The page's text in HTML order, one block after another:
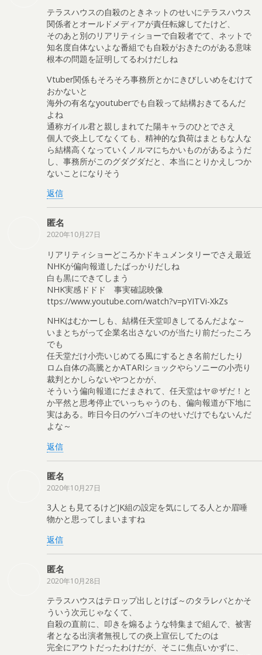
テラスハウスの自殺のときネットのせいにテラスハウス
関係者とオールドメディアが責任転嫁してたけど、
そのあと別のリアリティショーで自殺者でて、ネットで
知名度自体ないよな番組でも自殺がおきたのがある意味
根本の問題を証明してるわけだしね
Vtuber関係もそろそろ事務所とかにきびしいめをむけて
おかないと
海外の有名なyoutuberでも自殺って結構おきてるんだ
よね
通称ガイル君と親しまれてた陽キャラのひとでさえ
個人で炎上してなくても、精神的な負荷はまともな人な
ら結構高くなっていくノルマにちかいものがあるようだ
し、事務所がこのグダグダだと、本当にとりかえしつか
ないことになりそう
返信
匿名
2020年10月27日
リアリティショーどころかドキュメンタリーでさえ最近
NHKが偏向報道したばっかりだしね
白も黒にできてしまう
NHK実感ドドド 事実確認映像
ttps://www.youtube.com/watch?v=pYITVi-XkZs
NHKはむかーしも、結構任天堂叩きしてるんだよな～
いまとちがって企業名出さないのが当たり前だったころ
でも
任天堂だけ小売いじめてる風にするとき名前だしたり
ロム自体の高騰とかATARIショックやらソニーの小売り
裁判とかしらないやつとかが、
そういう偏向報道にだまされて、任天堂はヤ＠ザだ！と
か平然と思考停止でいっちゃうのも、偏向報道が下地に
実はある。昨日今日のゲハゴキのせいだけでもないんだ
よな～
返信
匿名
2020年10月27日
3人とも見てるけどJK組の設定を気にしてる人とか眉唾
物かと思ってしまいますね
返信
匿名
2020年10月28日
テラスハウスはテロップ出しとけば～のタラレバとかそ
ういう次元じゃなくて、
自殺の直前に、叩きを煽るような特集まで組んで、被害
者となる出演者無視しての炎上宣伝してたのは
完全にアウトだったわけだが、そこに焦点いかずに、